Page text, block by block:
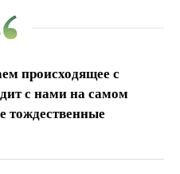
происходящее с
с нами на самом
тождественные